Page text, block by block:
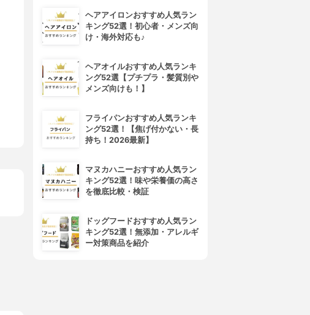
ヘアアイロンおすすめ人気ラン
キング52選！初心者・メンズ向
け・海外対応も♪
ヘアオイルおすすめ人気ランキ
ング52選【プチプラ・髪質別や
メンズ向けも！】
フライパンおすすめ人気ランキ
ング52選！【焦げ付かない・長
持ち！2026最新】
マヌカハニーおすすめ人気ラン
キング52選！味や栄養価の高さ
を徹底比較・検証
ドッグフードおすすめ人気ラン
キング52選！無添加・アレルギ
ー対策商品を紹介